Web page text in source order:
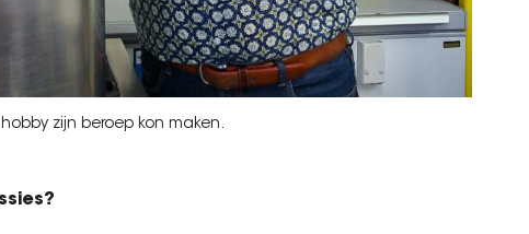
zijn beroep kon maken.